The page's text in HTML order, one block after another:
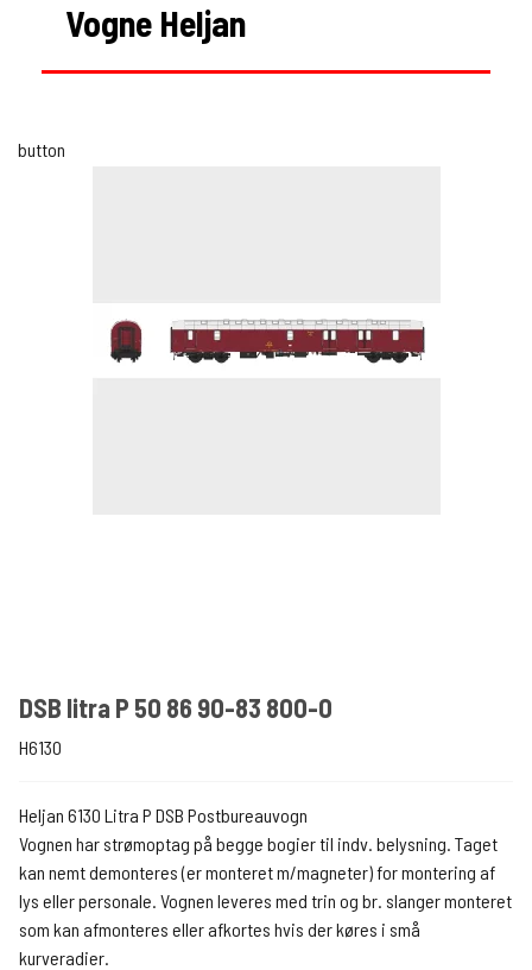
Vogne Heljan
button
DSB litra P 50 86 90-83 800-0
H6130
Heljan 6130 Litra P DSB Postbureauvogn
Vognen har strømoptag på begge bogier til indv. belysning. Taget
kan nemt demonteres (er monteret m/magneter) for montering af
lys eller personale. Vognen leveres med trin og br. slanger monteret
som kan afmonteres eller afkortes hvis der køres i små
kurveradier.